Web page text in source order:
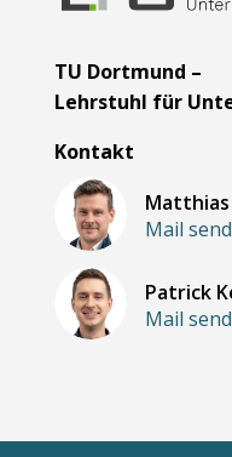
TU Dortmund –
Lehrstuhl für
Kontakt
Mail
Patrick
Mail